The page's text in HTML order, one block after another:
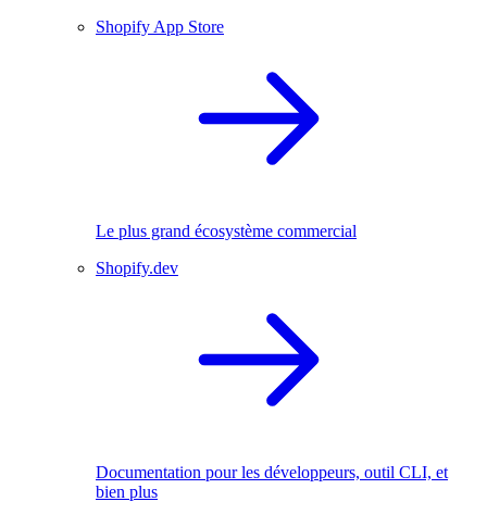
Shopify App Store
Le plus grand écosystème commercial
Shopify.dev
Documentation pour les développeurs, outil CLI, et
bien plus